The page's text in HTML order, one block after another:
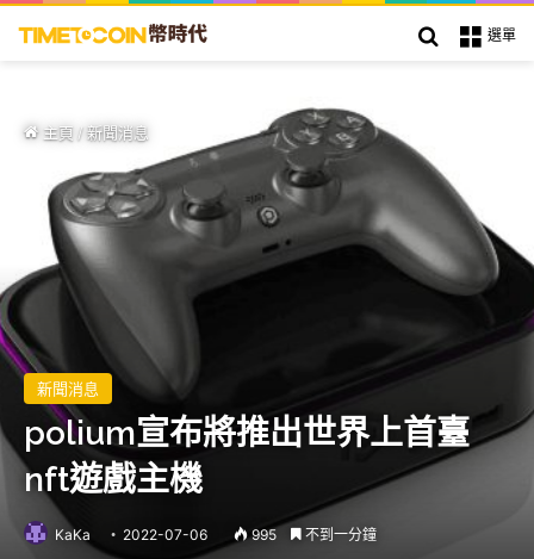
選單
搜索
主頁 /新聞消息
新聞消息
polium宣布將推出世界上首臺
nft遊戲主機
KaKa 2022-07-06 995 不到一分鐘